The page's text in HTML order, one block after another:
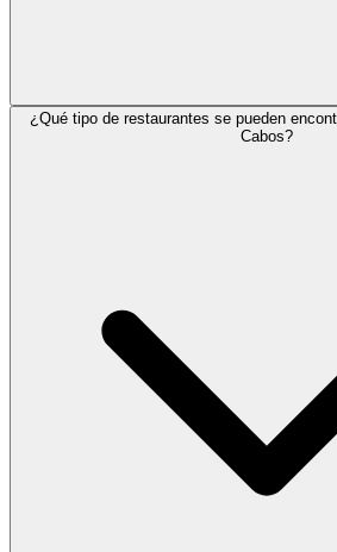
¿Qué tipo de restaurantes se pueden
Cabos?